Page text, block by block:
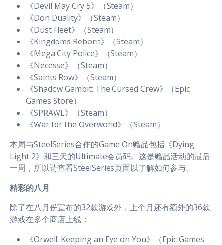
《Devil May Cry 5》（Steam）
《Don Duality》（Steam）
《Dust Fleet》（Steam）
《Kingdoms Reborn》（Steam）
《Mega City Police》（Steam）
《Necesse》（Steam）
《Saints Row》（Steam）
《Shadow Gambit: The Cursed Crew》（Epic
Games Store）
《SPRAWL》（Steam）
《War for the Overworld》（Steam）
本周与SteelSeries合作的Game On赠品包括《Dying
Light 2》和三天的Ultimate会员码。这是赠品活动的最后
一周，所以请查看SteelSeries页面以了解如何参与。
精彩的八月
除了在八月份宣布的32款游戏外，上个月还有额外的36款
游戏在多个商店上线：
《Orwell: Keeping an Eye on You》（Epic Games